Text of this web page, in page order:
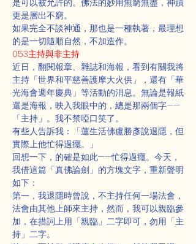
是可以被允許的。佛法的妙用無窮無盡，神蹟
更是層出不窮。
如果完全不談神通，那也是一種執著，最理想
的是一切隨順自然，不加造作。
053主持與非主持
近日，翻閱報章、雜誌和海報，看到有關我將
主持「世界和平慈善護摩大火供」，還有「華
光海會週年慶典」等活動的消息。無論是報紙
還是海報，映入我眼中的，總是那兩個字——
「主持」。我不禁啞口笑了。
有些人告訴我：「蓮生活佛盧勝彥說退隱，但
實際上他忙得過癮。」
回想一下，的確是如此——忙得過癮。今天，
我借這篇「真佛論劍」的方塊文字，重新聲明
如下：
第一，我退隱時曾說，不主持任何一場法會，
法會由其他上師來主持，然而，我可以親臨參
加，在措詞上用「親臨」二字即可，勿用「主
持」二字。